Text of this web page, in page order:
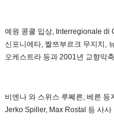
예원 콩쿨 입상, Interregionale di
신포니에타, 짤쯔부르크 무지치,
오케스트라 등과 2001년 교향악
비엔나 와 스위스 루쩨른, 베른
Jerko Spiller, Max Rostal 등 사사